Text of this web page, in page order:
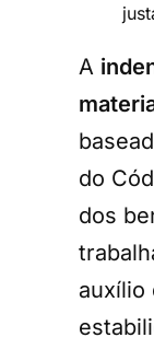
A
do
dos
auxílio